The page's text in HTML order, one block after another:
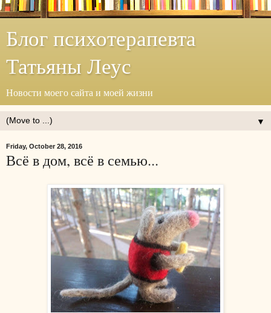
Блог психотерапевта
Татьяны Леус
Новости моего сайта и моей жизни
▼
Friday, October 28, 2016
Всё в дом, всё в семью...